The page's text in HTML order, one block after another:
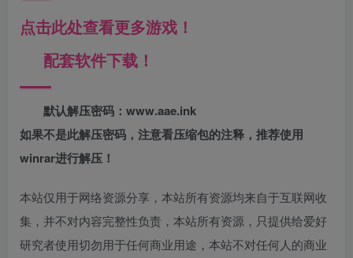
点击此处查看更多游戏！
配套软件下载！
默认解压密码：www.aae.ink
如果不是此解压密码，注意看压缩包的注释，推荐使用
winrar进行解压！
本站仅用于网络资源分享，本站所有资源均来自于互联网收
集，并不对内容完整性负责，本站所有资源，只提供给爱好
研究者使用切勿用于任何商业用途，本站不对任何人的商业